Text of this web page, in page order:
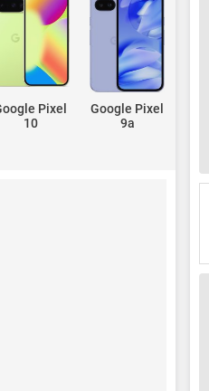
Pixel
10
Google Pixel
9a